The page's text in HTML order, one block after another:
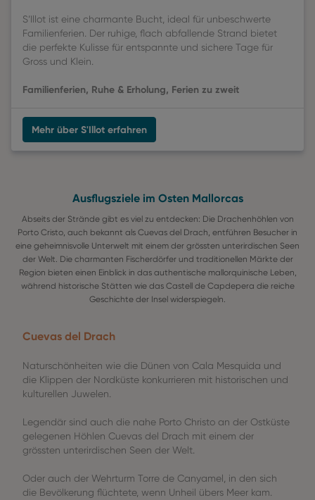
S’Illot ist eine charmante Bucht, ideal für unbeschwerte
Familienferien. Der ruhige, flach abfallende Strand bietet
die perfekte Kulisse für entspannte und sichere Tage für
Gross und Klein.
Familienferien, Ruhe & Erholung, Ferien zu zweit
Mehr über S'Illot erfahren
Ausflugsziele im Osten Mallorcas
Abseits der Strände gibt es viel zu entdecken: Die Drachenhöhlen von
Porto Cristo, auch bekannt als Cuevas del Drach, entführen Besucher in
eine geheimnisvolle Unterwelt mit einem der grössten unterirdischen Seen
der Welt. Die charmanten Fischerdörfer und traditionellen Märkte der
Region bieten einen Einblick in das authentische mallorquinische Leben,
während historische Stätten wie das Castell de Capdepera die reiche
Geschichte der Insel widerspiegeln.
Cuevas del Drach
Naturschönheiten wie die Dünen von Cala Mesquida und
die Klippen der Nordküste konkurrieren mit historischen und
kulturellen Juwelen.
Legendär sind auch die nahe Porto Christo an der Ostküste
gelegenen Höhlen Cuevas del Drach mit einem der
grössten unterirdischen Seen der Welt.
Oder auch der Wehrturm Torre de Canyamel, in den sich
die Bevölkerung flüchtete, wenn Unheil übers Meer kam.